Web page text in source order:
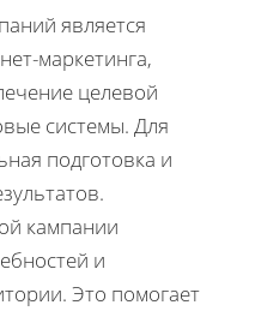
является
маркетинга,
целевой
системы. Для
подготовка и
кампании
и
Это помогает